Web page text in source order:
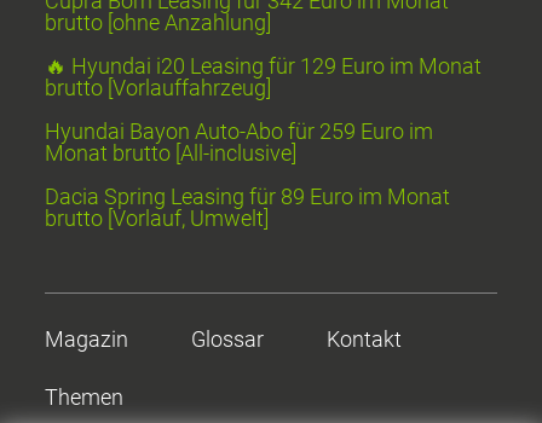
brutto [ohne Anzahlung]
🔥 Hyundai i20 Leasing für 129 Euro im Monat
brutto [Vorlauffahrzeug]
Hyundai Bayon Auto-Abo für 259 Euro im
Monat brutto [All-inclusive]
Dacia Spring Leasing für 89 Euro im Monat
brutto [Vorlauf, Umwelt]
Magazin Glossar Kontakt
Themen